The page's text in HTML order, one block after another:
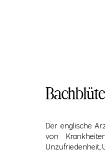
Der englische
von
Unzufriedenheit,